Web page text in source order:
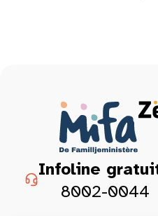
Infoline
8002-0044